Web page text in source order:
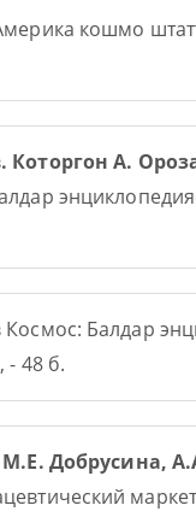
кошмо
Которгон А.
Космос: Балдар
- 48 б.
Добрусина,